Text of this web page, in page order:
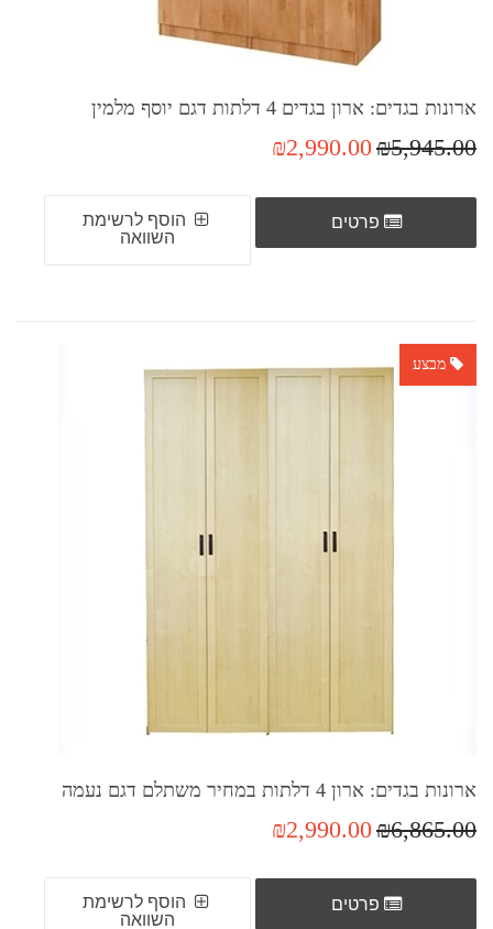
ארונות בגדים: ארון בגדים 4 דלתות דגם יוסף מלמין
₪5,945.00
₪2,990.00
פרטים
הוסף לרשימת
השוואה
מבצע
ארונות בגדים: ארון 4 דלתות במחיר משתלם דגם נעמה
₪6,865.00
₪2,990.00
פרטים
הוסף לרשימת
השוואה